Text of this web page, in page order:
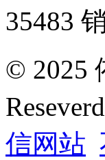
35483
© 2025
Reseverd
信网站